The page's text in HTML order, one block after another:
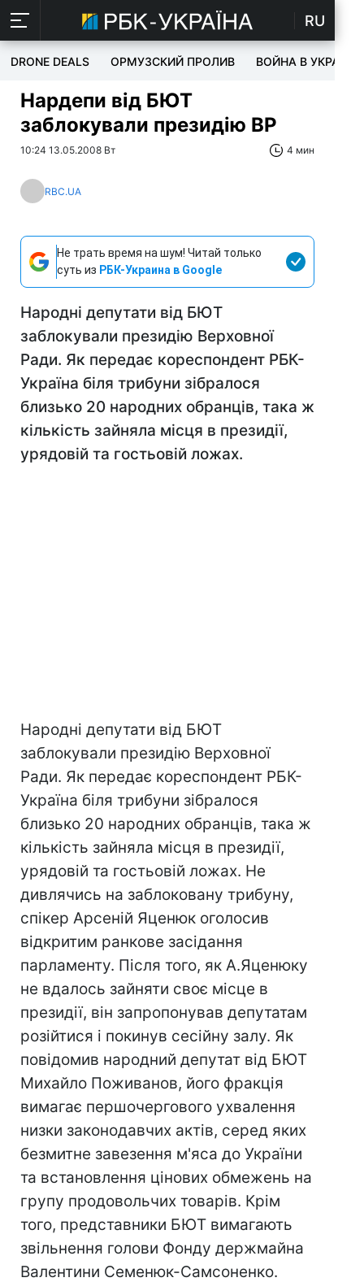
RU
DRONE DEALS ОРМУЗСКИЙ ПРОЛИВ ВОЙНА В УКРАИНЕ
Нардепи від БЮТ
заблокували президію ВР
10:24 13.05.2008 Вт 4 мин
RBC.UA
Не трать время на шум! Читай только
суть из РБК-Украина в Google
Народні депутати від БЮТ
заблокували президію Верховної
Ради. Як передає кореспондент РБК-
Україна біля трибуни зібралося
близько 20 народних обранців, така ж
кількість зайняла місця в президії,
урядовій та гостьовій ложах.
Народні депутати від БЮТ
заблокували президію Верховної
Ради. Як передає кореспондент РБК-
Україна біля трибуни зібралося
близько 20 народних обранців, така ж
кількість зайняла місця в президії,
урядовій та гостьовій ложах. Не
дивлячись на заблоковану трибуну,
спікер Арсеній Яценюк оголосив
відкритим ранкове засідання
парламенту. Після того, як А.Яценюку
не вдалось зайняти своє місце в
президії, він запропонував депутатам
розійтися і покинув сесійну залу. Як
повідомив народний депутат від БЮТ
Михайло Поживанов, його фракція
вимагає першочергового ухвалення
низки законодавчих актів, серед яких
безмитне завезення м'яса до України
та встановлення цінових обмежень на
групу продовольчих товарів. Крім
того, представники БЮТ вимагають
звільнення голови Фонду держмайна
Валентини Семенюк-Самсоненко.